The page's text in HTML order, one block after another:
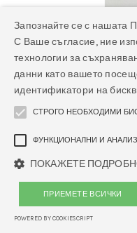
InLab EP015
Virus (AMDV)
Запознайте се с нашата
С Ваше съгласие, ние
технологии за
данни като вашето
идентификатори на
СТРОГО НЕОБХОДИМИ
ФУНКЦИОНАЛНИ И
ПОКАЖЕТЕ
ПРИЕМЕТЕ ВСИЧКИ
POWERED BY COOKIESCRIPT